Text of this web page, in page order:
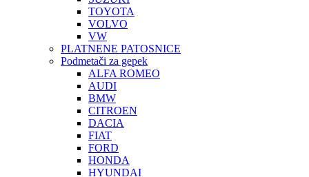
TOYOTA
VOLVO
VW
PLATNENE PATOSNICE
Podmetači za gepek
ALFA ROMEO
AUDI
BMW
CITROEN
DACIA
FIAT
FORD
HONDA
HYUNDAI